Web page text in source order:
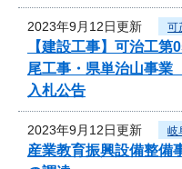
2023年9月12日更新 可
【建設工事】可治工
尾工事・県単治山事
入札公告
2023年9月12日更新 岐
産業教育振興設備整備